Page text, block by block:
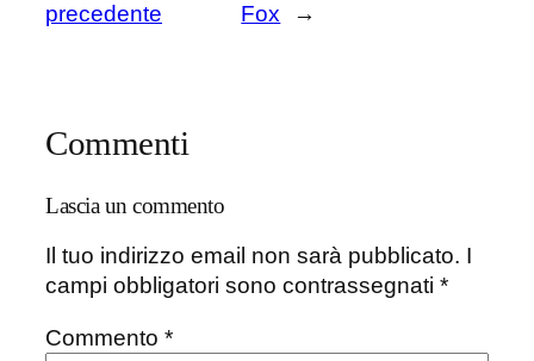
precedente
Fox
→
Commenti
Lascia un commento
Il tuo indirizzo email non sarà pubblicato. I
campi obbligatori sono contrassegnati *
Commento *